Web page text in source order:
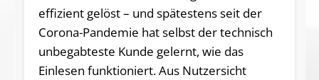
effizient gelöst – und spätestens seit der
Corona-Pandemie hat selbst der technisch
unbegabteste Kunde gelernt, wie das
Einlesen funktioniert. Aus Nutzersicht